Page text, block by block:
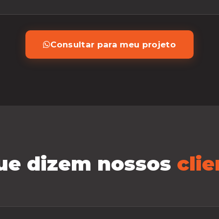
Consultar para meu projeto
dizem nossos